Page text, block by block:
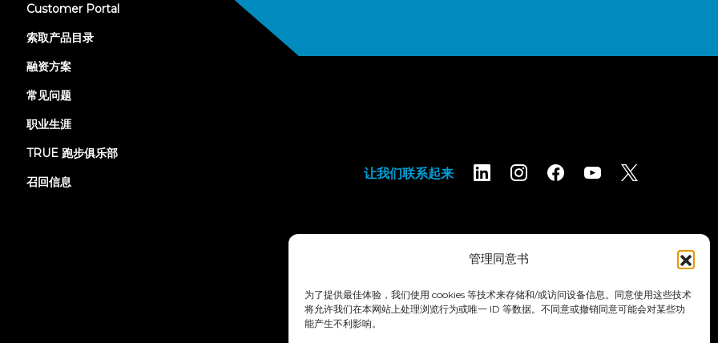
管理同意书
为了提供最佳体验，我们使用 cookies 等技术来存储和/或访问设备信息。同意使用这些技术
将允许我们在本网站上处理浏览行为或唯一 ID 等数据。不同意或撤销同意可能会对某些功
能产生不利影响。
Customer Portal(opens
索取产品目录
融资方案
常见问题
职业生涯
TRUE 跑步俱乐部
召回信息
让我们联系起来
隐私政策 条款和条件 无障碍声明